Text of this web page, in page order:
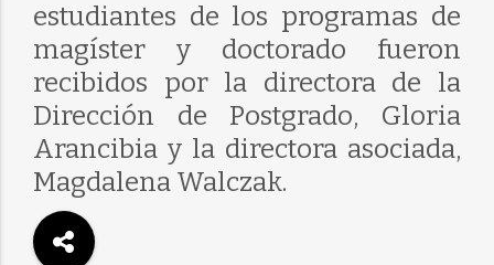
estudiantes de los programas de
magíster y doctorado fueron
recibidos por la directora de la
Dirección de Postgrado, Gloria
Arancibia y la directora asociada,
Magdalena Walczak.